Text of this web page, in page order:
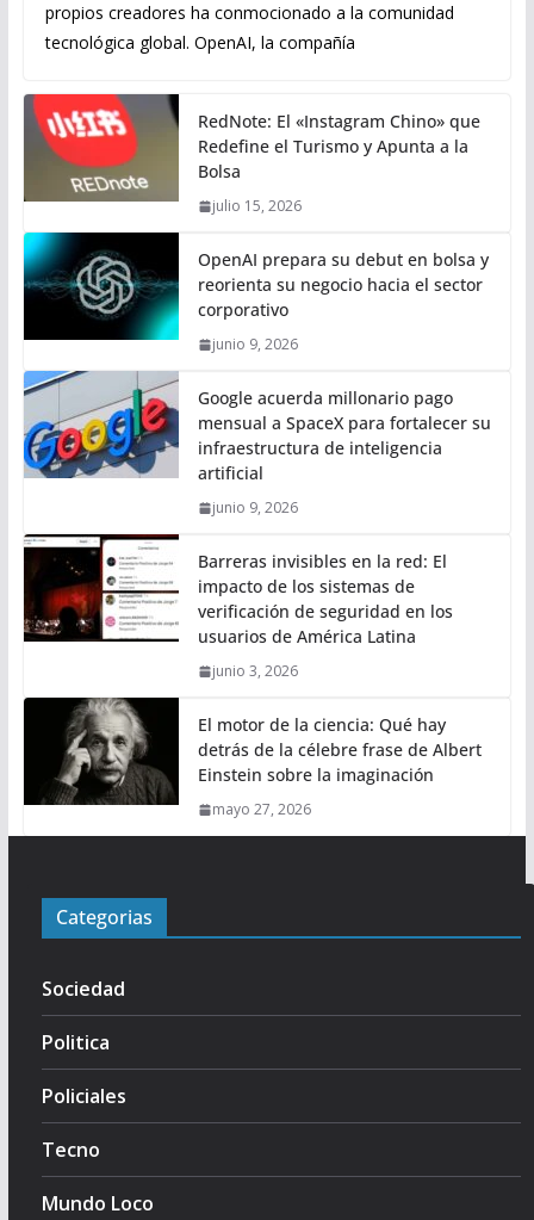
propios creadores ha conmocionado a la comunidad
tecnológica global. OpenAI, la compañía
RedNote: El «Instagram Chino» que
Redefine el Turismo y Apunta a la
Bolsa
julio 15, 2026
OpenAI prepara su debut en bolsa y
reorienta su negocio hacia el sector
corporativo
junio 9, 2026
Google acuerda millonario pago
mensual a SpaceX para fortalecer su
infraestructura de inteligencia
artificial
junio 9, 2026
Barreras invisibles en la red: El
impacto de los sistemas de
verificación de seguridad en los
usuarios de América Latina
junio 3, 2026
El motor de la ciencia: Qué hay
detrás de la célebre frase de Albert
Einstein sobre la imaginación
mayo 27, 2026
Categorias
Sociedad
Politica
Policiales
Tecno
Mundo Loco